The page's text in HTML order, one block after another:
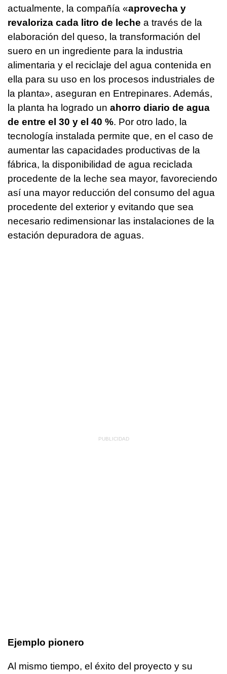
actualmente, la compañía «aprovecha y
revaloriza cada litro de leche a través de la
elaboración del queso, la transformación del
suero en un ingrediente para la industria
alimentaria y el reciclaje del agua contenida en
ella para su uso en los procesos industriales de
la planta», aseguran en Entrepinares. Además,
la planta ha logrado un ahorro diario de agua
de entre el 30 y el 40 %. Por otro lado, la
tecnología instalada permite que, en el caso de
aumentar las capacidades productivas de la
fábrica, la disponibilidad de agua reciclada
procedente de la leche sea mayor, favoreciendo
así una mayor reducción del consumo del agua
procedente del exterior y evitando que sea
necesario redimensionar las instalaciones de la
estación depuradora de aguas.
Ejemplo pionero
Al mismo tiempo, el éxito del proyecto y su